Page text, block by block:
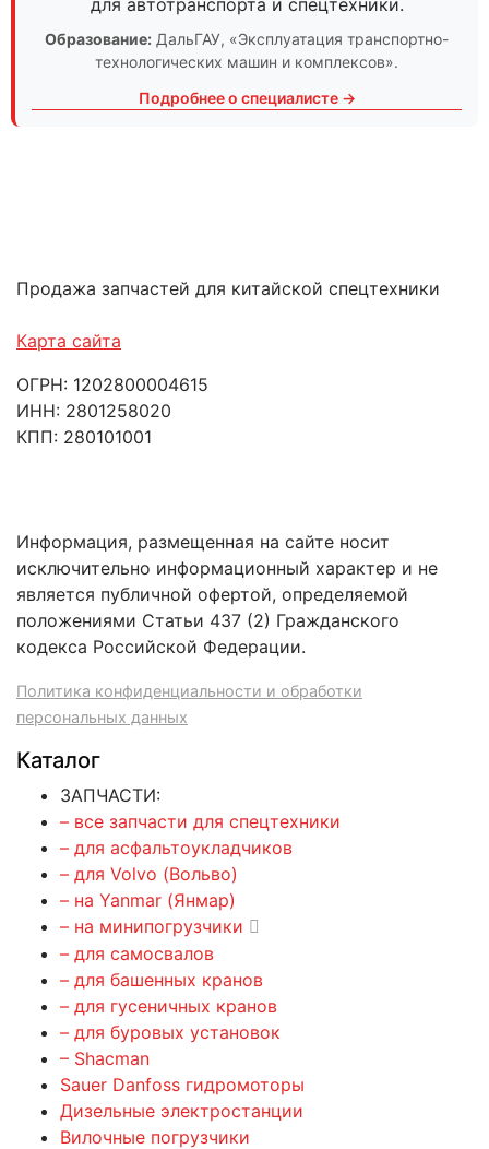
Образование: ДальГАУ, «Эксплуатация транспортно-
технологических машин и комплексов».
Подробнее о специалисте →
Продажа запчастей для китайской спецтехники
Карта сайта
ОГРН: 1202800004615
ИНН: 2801258020
КПП: 280101001
Информация, размещенная на сайте носит
исключительно информационный характер и не
является публичной офертой, определяемой
положениями Статьи 437 (2) Гражданского
кодекса Российской Федерации.
Политика конфиденциальности и обработки
персональных данных
Каталог
ЗАПЧАСТИ:
– все запчасти для спецтехники
– для асфальтоукладчиков
– для Volvo (Вольво)
– на Yanmar (Янмар)
– на минипогрузчики
– для самосвалов
– для башенных кранов
– для гусеничных кранов
– для буровых установок
– Shacman
Sauer Danfoss гидромоторы
Дизельные электростанции
Вилочные погрузчики